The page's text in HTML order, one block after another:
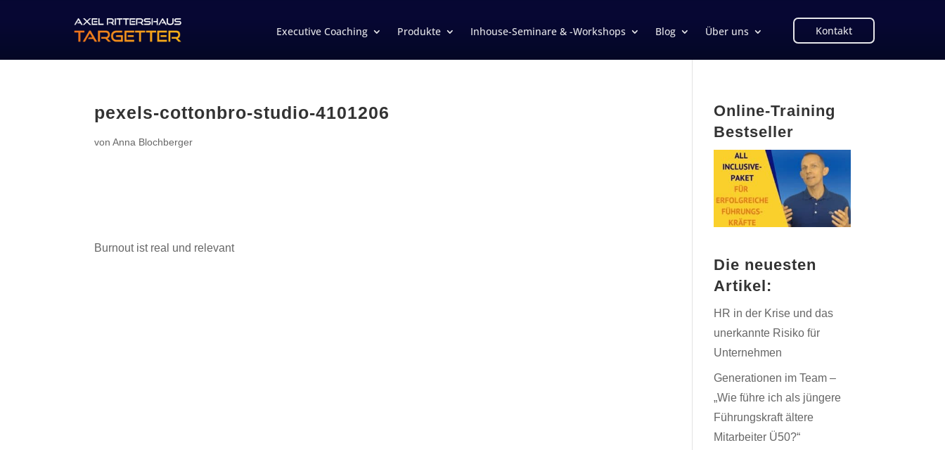
Executive Coaching Produkte Inhouse-Seminare & -Workshops Blog Über uns Kontakt
pexels-cottonbro-studio-4101206
vonAnna Blochberger
Burnout ist real und relevant
Online-Training
Bestseller
Die neuesten
Artikel:
HR in der Krise und das
unerkannte Risiko für
Unternehmen
Generationen im Team –
„Wie führe ich als jüngere
Führungskraft ältere
Mitarbeiter Ü50?“